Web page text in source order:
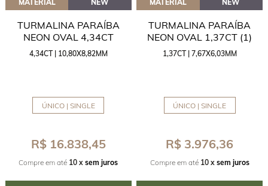
MATERIAL NEW
TURMALINA PARAÍBA
NEON OVAL 4,34CT
4,34CT | 10,80X8,82MM
ÚNICO | SINGLE
R$ 16.838,45
Compre em até 10 x sem juros
MATERIAL NEW
TURMALINA PARAÍBA
NEON OVAL 1,37CT (1)
1,37CT | 7,67X6,03MM
ÚNICO | SINGLE
R$ 3.976,36
Compre em até 10 x sem juros